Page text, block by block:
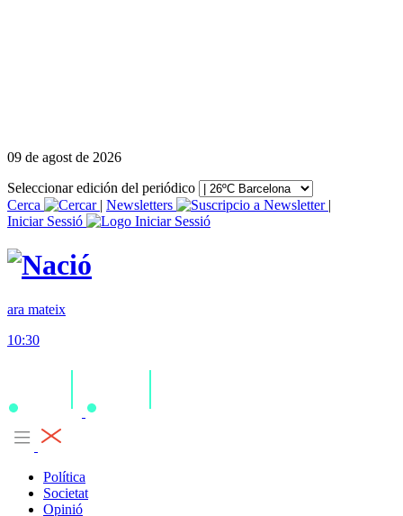
09 de agost de 2026
Seleccionar edición del periódico
Cerca
| Newsletters
|
Iniciar Sessió
ara mateix
10:30
Política
Societat
Opinió